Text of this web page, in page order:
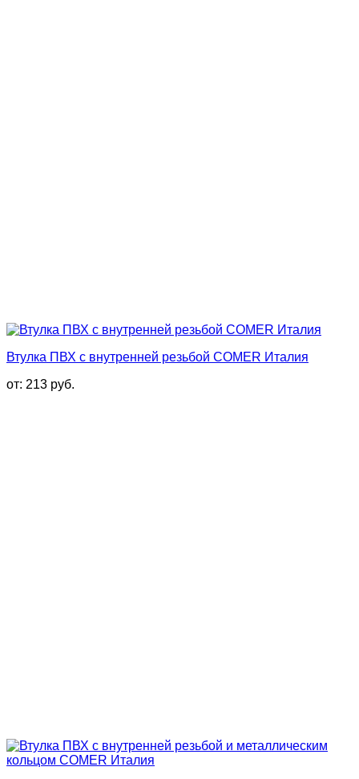
Втулка ПВХ с внутренней резьбой COMER Италия
от: 213 руб.